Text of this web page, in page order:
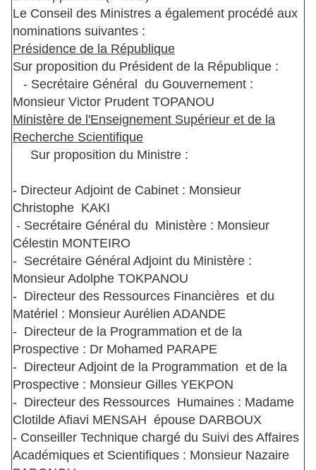
Le Conseil des Ministres a également procédé aux
nominations suivantes :
Présidence de la République
Sur proposition du Président de la République :
- Secrétaire Général du Gouvernement :
Monsieur Victor Prudent TOPANOU
Ministère de l'Enseignement Supérieur et de la
Recherche Scientifique
Sur proposition du Ministre :
- Directeur Adjoint de Cabinet : Monsieur
Christophe KAKI
- Secrétaire Général du Ministère : Monsieur
Célestin MONTEIRO
- Secrétaire Général Adjoint du Ministère :
Monsieur Adolphe TOKPANOU
- Directeur des Ressources Financières et du
Matériel : Monsieur Aurélien ADANDE
- Directeur de la Programmation et de la
Prospective : Dr Mohamed PARAPE
- Directeur Adjoint de la Programmation et de la
Prospective : Monsieur Gilles YEKPON
- Directeur des Ressources Humaines : Madame
Clotilde Afiavi MENSAH épouse DARBOUX
- Conseiller Technique chargé du Suivi des Affaires
Académiques et Scientifiques : Monsieur Nazaire